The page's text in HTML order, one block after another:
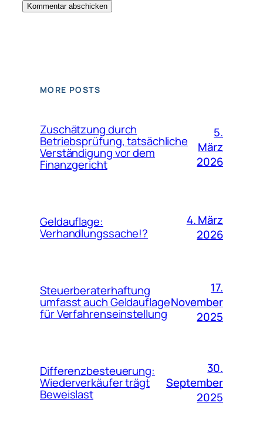
MORE POSTS
Zuschätzung durch
Betriebsprüfung, tatsächliche
Verständigung vor dem
Finanzgericht
5.
März
2026
Geldauflage:
Verhandlungssache!?
4. März
2026
Steuerberaterhaftung
umfasst auch Geldauflage
für Verfahrenseinstellung
17.
November
2025
Differenzbesteuerung:
Wiederverkäufer trägt
Beweislast
30.
September
2025